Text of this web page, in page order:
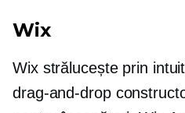
Wix
Wix strălucește prin
drag-and-drop